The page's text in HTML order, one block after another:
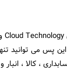
، کالا ،